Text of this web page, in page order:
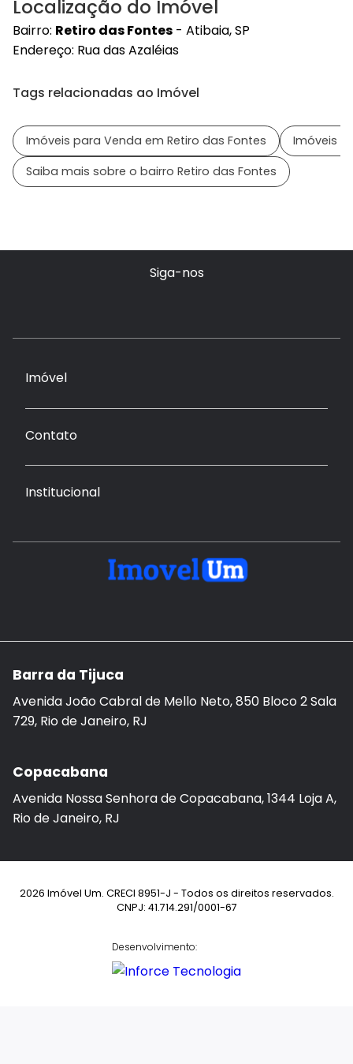
Localização do Imóvel
Bairro: Retiro das Fontes - Atibaia, SP
Endereço: Rua das Azaléias
Tags relacionadas ao Imóvel
Imóveis para Venda em Retiro das Fontes
Imóveis
Saiba mais sobre o bairro Retiro das Fontes
Siga-nos
Imóvel
Contato
Institucional
Barra da Tijuca
Avenida João Cabral de Mello Neto, 850 Bloco 2 Sala
729, Rio de Janeiro, RJ
Copacabana
Avenida Nossa Senhora de Copacabana, 1344 Loja A,
Rio de Janeiro, RJ
2026 Imóvel Um. CRECI 8951-J - Todos os direitos reservados.
CNPJ: 41.714.291/0001-67
Desenvolvimento: